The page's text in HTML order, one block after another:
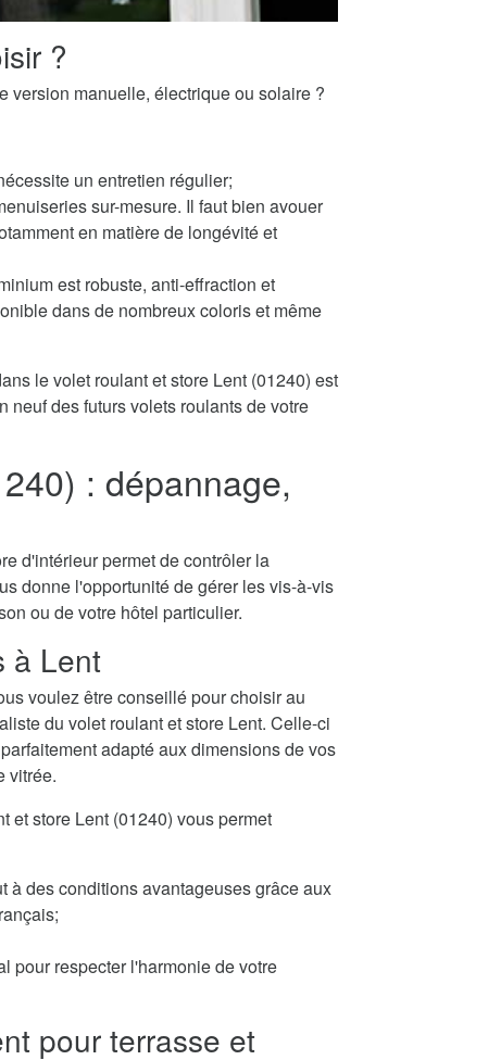
?
version manuelle, électrique ou solaire ?
un entretien régulier;
sur-mesure. Il faut bien avouer
en matière de longévité et
est robuste, anti-effraction et
dans de nombreux coloris et même
le volet roulant et store Lent (01240) est
neuf des futurs volets roulants de votre
: dépannage,
d'intérieur permet de contrôler la
donne l'opportunité de gérer les vis-à-vis
ou de votre hôtel particulier.
à Lent
voulez être conseillé pour choisir au
du volet roulant et store Lent. Celle-ci
adapté aux dimensions de vos
vitrée.
et store Lent (01240) vous permet
à des conditions avantageuses grâce aux
pour respecter l'harmonie de votre
pour terrasse et